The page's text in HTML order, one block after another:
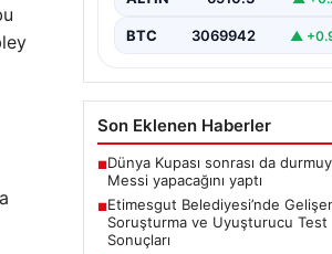
seriyor. Soruşturma
BTC 3069942 ▲
Son Eklenen Haberler
■Dünya Kupası sonrası da
Messi yapacağını yaptı
■Etimesgut Belediyesi’nde
Soruşturma ve Uyuşturucu Test
Sonuçları